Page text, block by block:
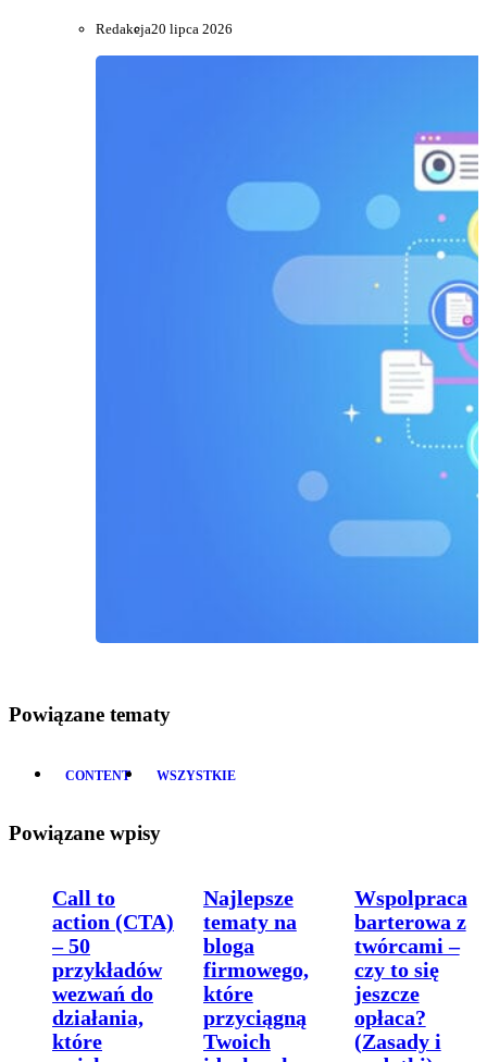
Redakcja20 lipca 2026
Powiązane tematy
CONTENT WSZYSTKIE
Powiązane wpisy
Call to
action (CTA)
– 50
przykładów
wezwań do
działania,
które
Najlepsze
tematy na
bloga
firmowego,
które
przyciągną
Twoich
Wspolpraca
barterowa z
twórcami –
czy to się
jeszcze
opłaca?
(Zasady i